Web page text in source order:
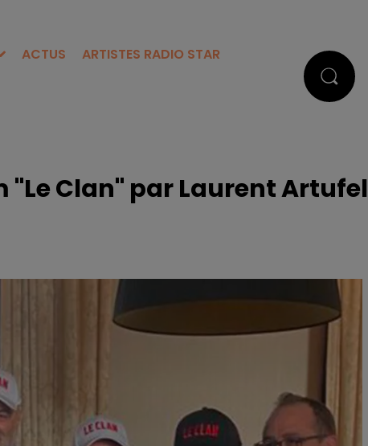
ACTUS ARTISTES RADIO STAR
Clan" par Laurent Artufel